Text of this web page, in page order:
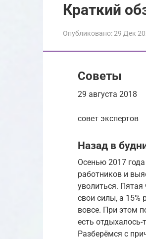
Краткий
Опубликовано:29 Дек
Советы
29 августа 2018
совет экспертов
Назад в
Осенью 2017
работников и
уволиться. Пятая
свои силы, а 15%
вовсе. При этом
есть
Разберёмся с